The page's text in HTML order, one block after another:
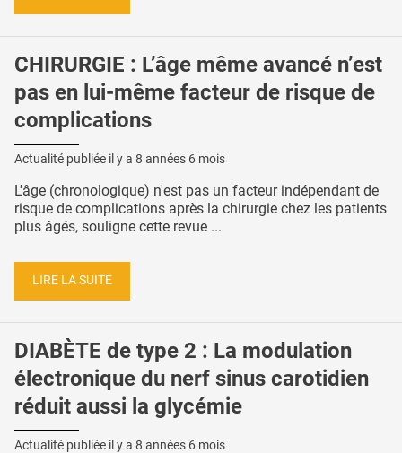
CHIRURGIE : L’âge même avancé n’est
pas en lui-même facteur de risque de
complications
Actualité publiée il y a 8 années 6 mois
L'âge (chronologique) n'est pas un facteur indépendant de
risque de complications après la chirurgie chez les patients
plus âgés, souligne cette revue ...
LIRE LA SUITE
DIABÈTE de type 2 : La modulation
électronique du nerf sinus carotidien
réduit aussi la glycémie
Actualité publiée il y a 8 années 6 mois